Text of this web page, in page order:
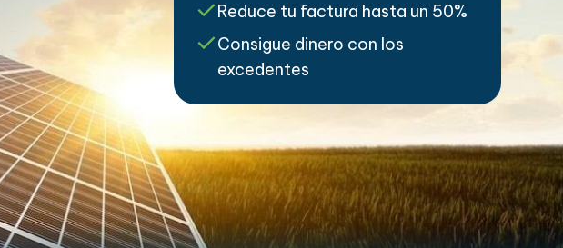
Reduce tu factura hasta un 50%
Consigue dinero con los
excedentes